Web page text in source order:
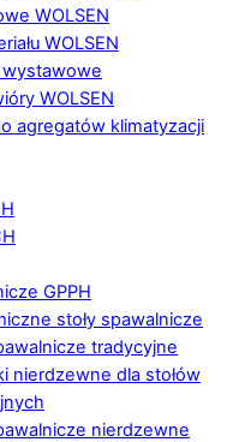
WOLSEN
WOLSEN
wystawowe
WOLSEN
agregatów klimatyzacji
GPPH
stoły spawalnicze
tradycyjne
nierdzewne dla stołów
nierdzewne